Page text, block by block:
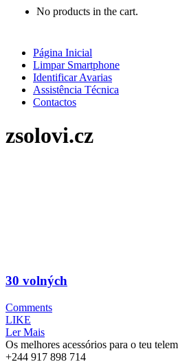
No products in the cart.
Página Inicial
Limpar Smartphone
Identificar Avarias
Assistência Técnica
Contactos
zsolovi.cz
30 volných
Comments
LIKE
Ler Mais
Os melhores acessórios para o teu
+244 917 898 714